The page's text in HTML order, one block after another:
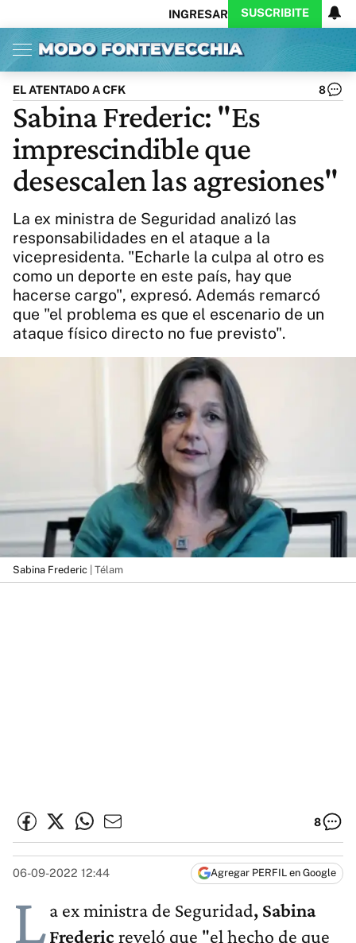
INGRESAR SUSCRIBITE
Inicio Ahora
Opinión
Política
Ciencia
Protagonistas
Cultura
Arte
Educación
Internacional
Clima
CARAS
Exitoina
Turismo
Videos
Córdoba
Reperfilar
Business
Noticias
Caras
Exitoina
Gaming
Vivo
Diario del Juicio
Actualidad
EL ATENTADO A CFK 8
Sabina Frederic: "Es
imprescindible que
desescalen las agresiones"
La ex ministra de Seguridad analizó las
responsabilidades en el ataque a la
vicepresidenta. "Echarle la culpa al otro es
como un deporte en este país, hay que
hacerse cargo", expresó. Además remarcó
que "el problema es que el escenario de un
ataque físico directo no fue previsto".
Sabina Frederic | Télam
8
06-09-2022 12:44 Agregar PERFIL en Google
La ex ministra de Seguridad, Sabina
Frederic reveló que "el hecho de que